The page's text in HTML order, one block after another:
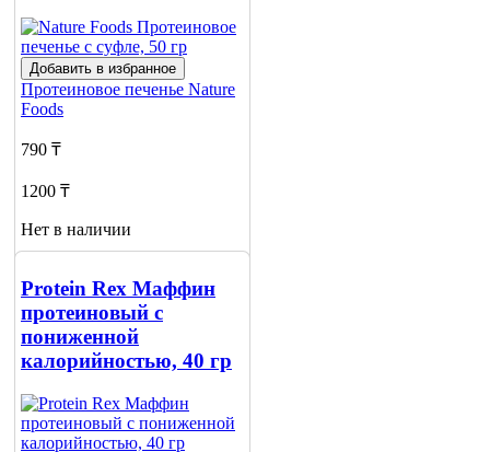
Добавить в избранное
Протеиновое печенье Nature
Foods
790 ₸
1200 ₸
Нет в наличии
о наличии
Protein Rex Маффин
протеиновый с
пониженной
калорийностью, 40 гр